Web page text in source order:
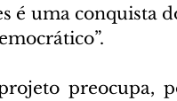
é uma conquista
preocupa,